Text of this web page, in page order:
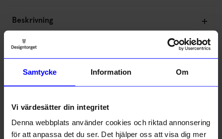
Samtycke Information Om
Vi värdesätter din integritet
Denna webbplats använder cookies och riktad annonsering
för att anpassa det du ser. Det hjälper oss att visa dig mer
Beskrivning
Information
Om tillverkaren
Liknande produkter